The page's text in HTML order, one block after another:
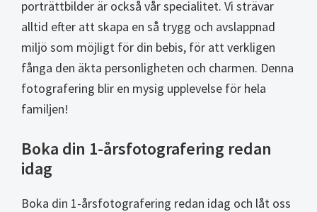
porträttbilder är också vår specialitet. Vi strävar
alltid efter att skapa en så trygg och avslappnad
miljö som möjligt för din bebis, för att verkligen
fånga den äkta personligheten och charmen. Denna
fotografering blir en mysig upplevelse för hela
familjen!
Boka din 1-årsfotografering redan
idag
Boka din 1-årsfotografering redan idag och låt oss